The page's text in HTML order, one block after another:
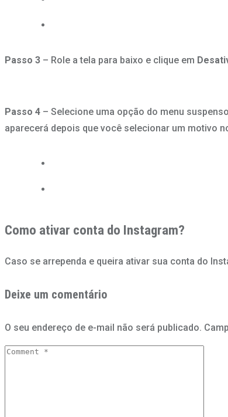
Passo 3 – Role a tela para baixo e clique em
Passo 4 – Selecione uma opção do menu
aparecerá depois que você selecionar um motivo
Como ativar conta do Instagram?
Caso se arrependa e queira ativar sua conta do
Deixe um comentário
O seu endereço de e-mail não será publicado.